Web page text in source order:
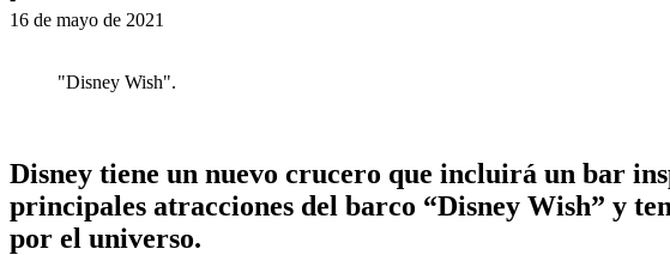
16 de mayo de 2021
"Disney Wish".
Disney tiene un nuevo crucero que incluirá un bar
principales atracciones del barco “Disney Wish” y
por el universo.